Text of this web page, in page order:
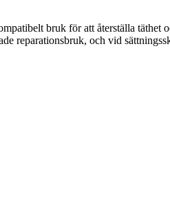
bruk för att återställa täthet
reparationsbruk, och vid